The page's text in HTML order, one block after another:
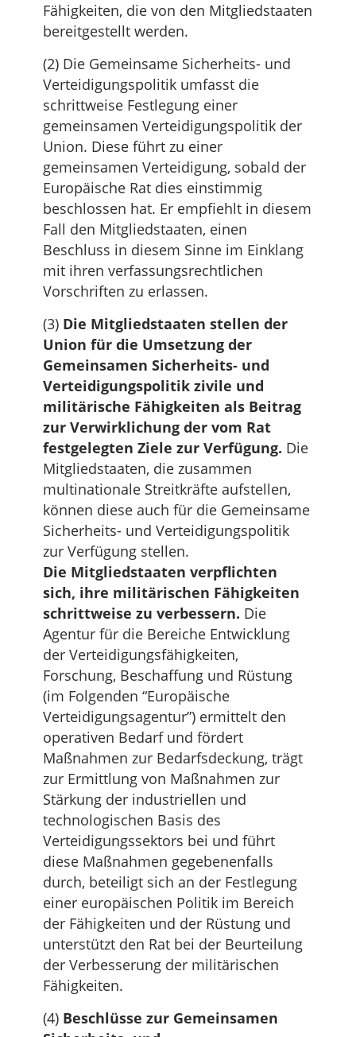
Fähigkeiten, die von den Mitgliedstaaten
bereitgestellt werden.
(2) Die Gemeinsame Sicherheits- und
Verteidigungspolitik umfasst die
schrittweise Festlegung einer
gemeinsamen Verteidigungspolitik der
Union. Diese führt zu einer
gemeinsamen Verteidigung, sobald der
Europäische Rat dies einstimmig
beschlossen hat. Er empfiehlt in diesem
Fall den Mitgliedstaaten, einen
Beschluss in diesem Sinne im Einklang
mit ihren verfassungsrechtlichen
Vorschriften zu erlassen.
(3) Die Mitgliedstaaten stellen der
Union für die Umsetzung der
Gemeinsamen Sicherheits- und
Verteidigungspolitik zivile und
militärische Fähigkeiten als Beitrag
zur Verwirklichung der vom Rat
festgelegten Ziele zur Verfügung. Die
Mitgliedstaaten, die zusammen
multinationale Streitkräfte aufstellen,
können diese auch für die Gemeinsame
Sicherheits- und Verteidigungspolitik
zur Verfügung stellen.
Die Mitgliedstaaten verpflichten
sich, ihre militärischen Fähigkeiten
schrittweise zu verbessern. Die
Agentur für die Bereiche Entwicklung
der Verteidigungsfähigkeiten,
Forschung, Beschaffung und Rüstung
(im Folgenden “Europäische
Verteidigungsagentur”) ermittelt den
operativen Bedarf und fördert
Maßnahmen zur Bedarfsdeckung, trägt
zur Ermittlung von Maßnahmen zur
Stärkung der industriellen und
technologischen Basis des
Verteidigungssektors bei und führt
diese Maßnahmen gegebenenfalls
durch, beteiligt sich an der Festlegung
einer europäischen Politik im Bereich
der Fähigkeiten und der Rüstung und
unterstützt den Rat bei der Beurteilung
der Verbesserung der militärischen
Fähigkeiten.
(4) Beschlüsse zur Gemeinsamen